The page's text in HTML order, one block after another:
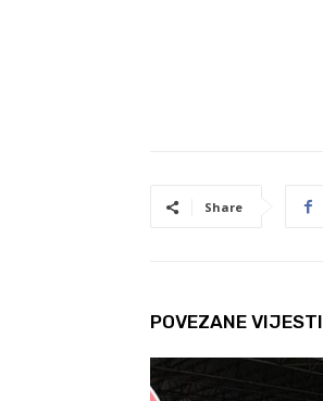
Share
POVEZANE VIJESTI